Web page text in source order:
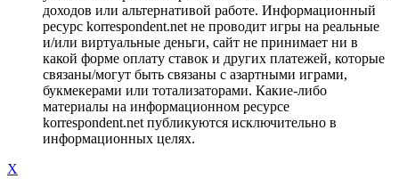
доходов или альтернативой работе. Информационный
ресурс korrespondent.net не проводит игры на реальные
и/или виртуальные деньги, сайт не принимает ни в
какой форме оплату ставок и других платежей, которые
связаны/могут быть связаны с азартными играми,
букмекерами или тотализаторами. Какие-либо
материалы на информационном ресурсе
korrespondent.net публикуются исключительно в
информационных целях.
X